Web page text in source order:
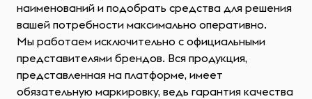
наименований и подобрать средства для решения
вашей потребности максимально оперативно.
Мы работаем исключительно с официальными
представителями брендов. Вся продукция,
представленная на платформе, имеет
обязательную маркировку, ведь гарантия качества